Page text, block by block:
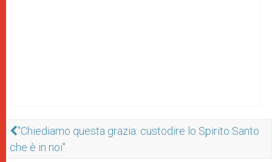
"Chiediamo questa grazia: custodire lo Spirito Santo
che è in noi"